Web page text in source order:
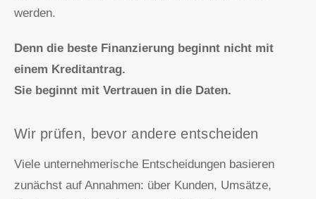
werden.
Denn die beste Finanzierung beginnt nicht mit
einem Kreditantrag.
Sie beginnt mit Vertrauen in die Daten.
Wir prüfen, bevor andere entscheiden
Viele unternehmerische Entscheidungen basieren
zunächst auf Annahmen: über Kunden, Umsätze,